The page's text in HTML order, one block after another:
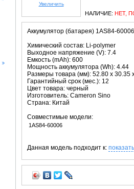
Увеличить
НАЛИЧИЕ: НЕТ,
Аккумулятор (батарея) 1AS84-
Химический состав: Li-polymer
Выходное напряжение (V): 7.4
Емкость (mAh): 600
Мощность аккумулятора (Wh): 4.44
Размеры товара (мм): 52.80 x 30.35
Гарантийный срок (мес.): 12
Цвет товара: черный
Изготовитель: Cameron Sino
Страна: Китай
Совместимые модели:
1AS84-60006
Данная модель подходит к: